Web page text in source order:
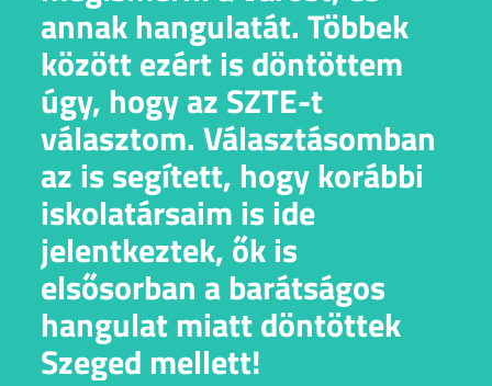
annak hangulatát. Többek
között ezért is döntöttem
úgy, hogy az SZTE-t
választom. Választásomban
az is segített, hogy korábbi
iskolatársaim is ide
jelentkeztek, ők is
elsősorban a barátságos
hangulat miatt döntöttek
Szeged mellett!